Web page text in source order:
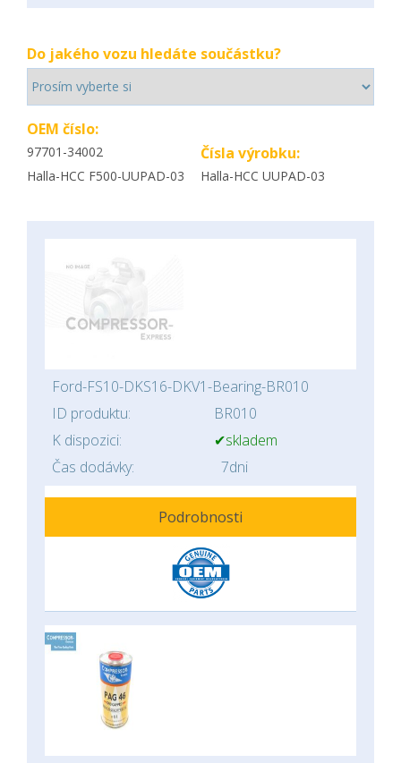
Do jakého vozu hledáte součástku?
OEM číslo:
97701-34002 Čísla výrobku:
Halla-HCC F500-UUPAD-03 Halla-HCC UUPAD-03
Ford-FS10-DKS16-DKV1-Bearing-BR010
ID produktu:
BR010
K dispozici:
✔skladem
Čas dodávky:
7dni
Podrobnosti